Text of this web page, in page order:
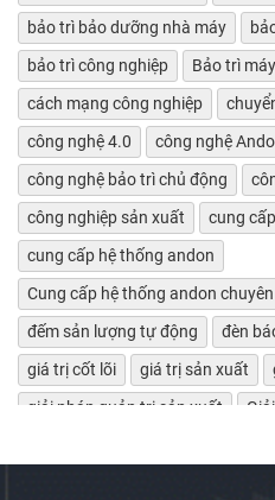
bảo trì bảo dưỡng nhà máy
bảo trì công nghiệp
Bảo trì
cách mạng công nghiệp
công nghệ 4.0
công nghệ
công nghệ bảo trì chủ động
công nghiệp sản xuất
cung
cung cấp hệ thống andon
Cung cấp hệ thống andon
đếm sản lượng tự động
đèn
giá trị cốt lõi
giá trị sản xuất
giải pháp quản trị sản xuất